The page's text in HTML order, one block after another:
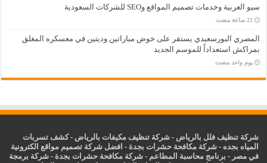
سيو العربية وخدمات تصميم المواقع وSEO للشركات السعودية
‏22 ساعة مضت
المصري البورسعيدي يستقر على خوض مباراتين وديتين في معسكره المغلق
بمراكش استعداداً للموسم الجديد
‏يوم واحد مضت
شركة تنظيف فلل بالرياض -شركة تنظيف مكيفات بالرياض -كشف تسربات
المياه بجده -شركة مكافحة حشرات بجدة - افضل شركة تصميم مواقع الكترونية
في مصر - برنامج محاسبة المطاعم -شركة مكافحة حشرات بجدة -شركة برمجة